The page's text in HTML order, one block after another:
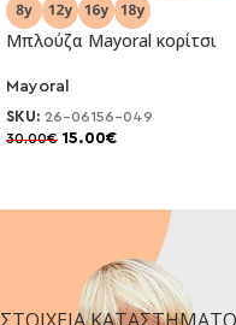
-50%
Μπλούζα Mayoral κορίτσι
Mayoral
SKU: 26-06156-049
30.00€ 15.00€
ΣΤΟΙΧΕΊΑ